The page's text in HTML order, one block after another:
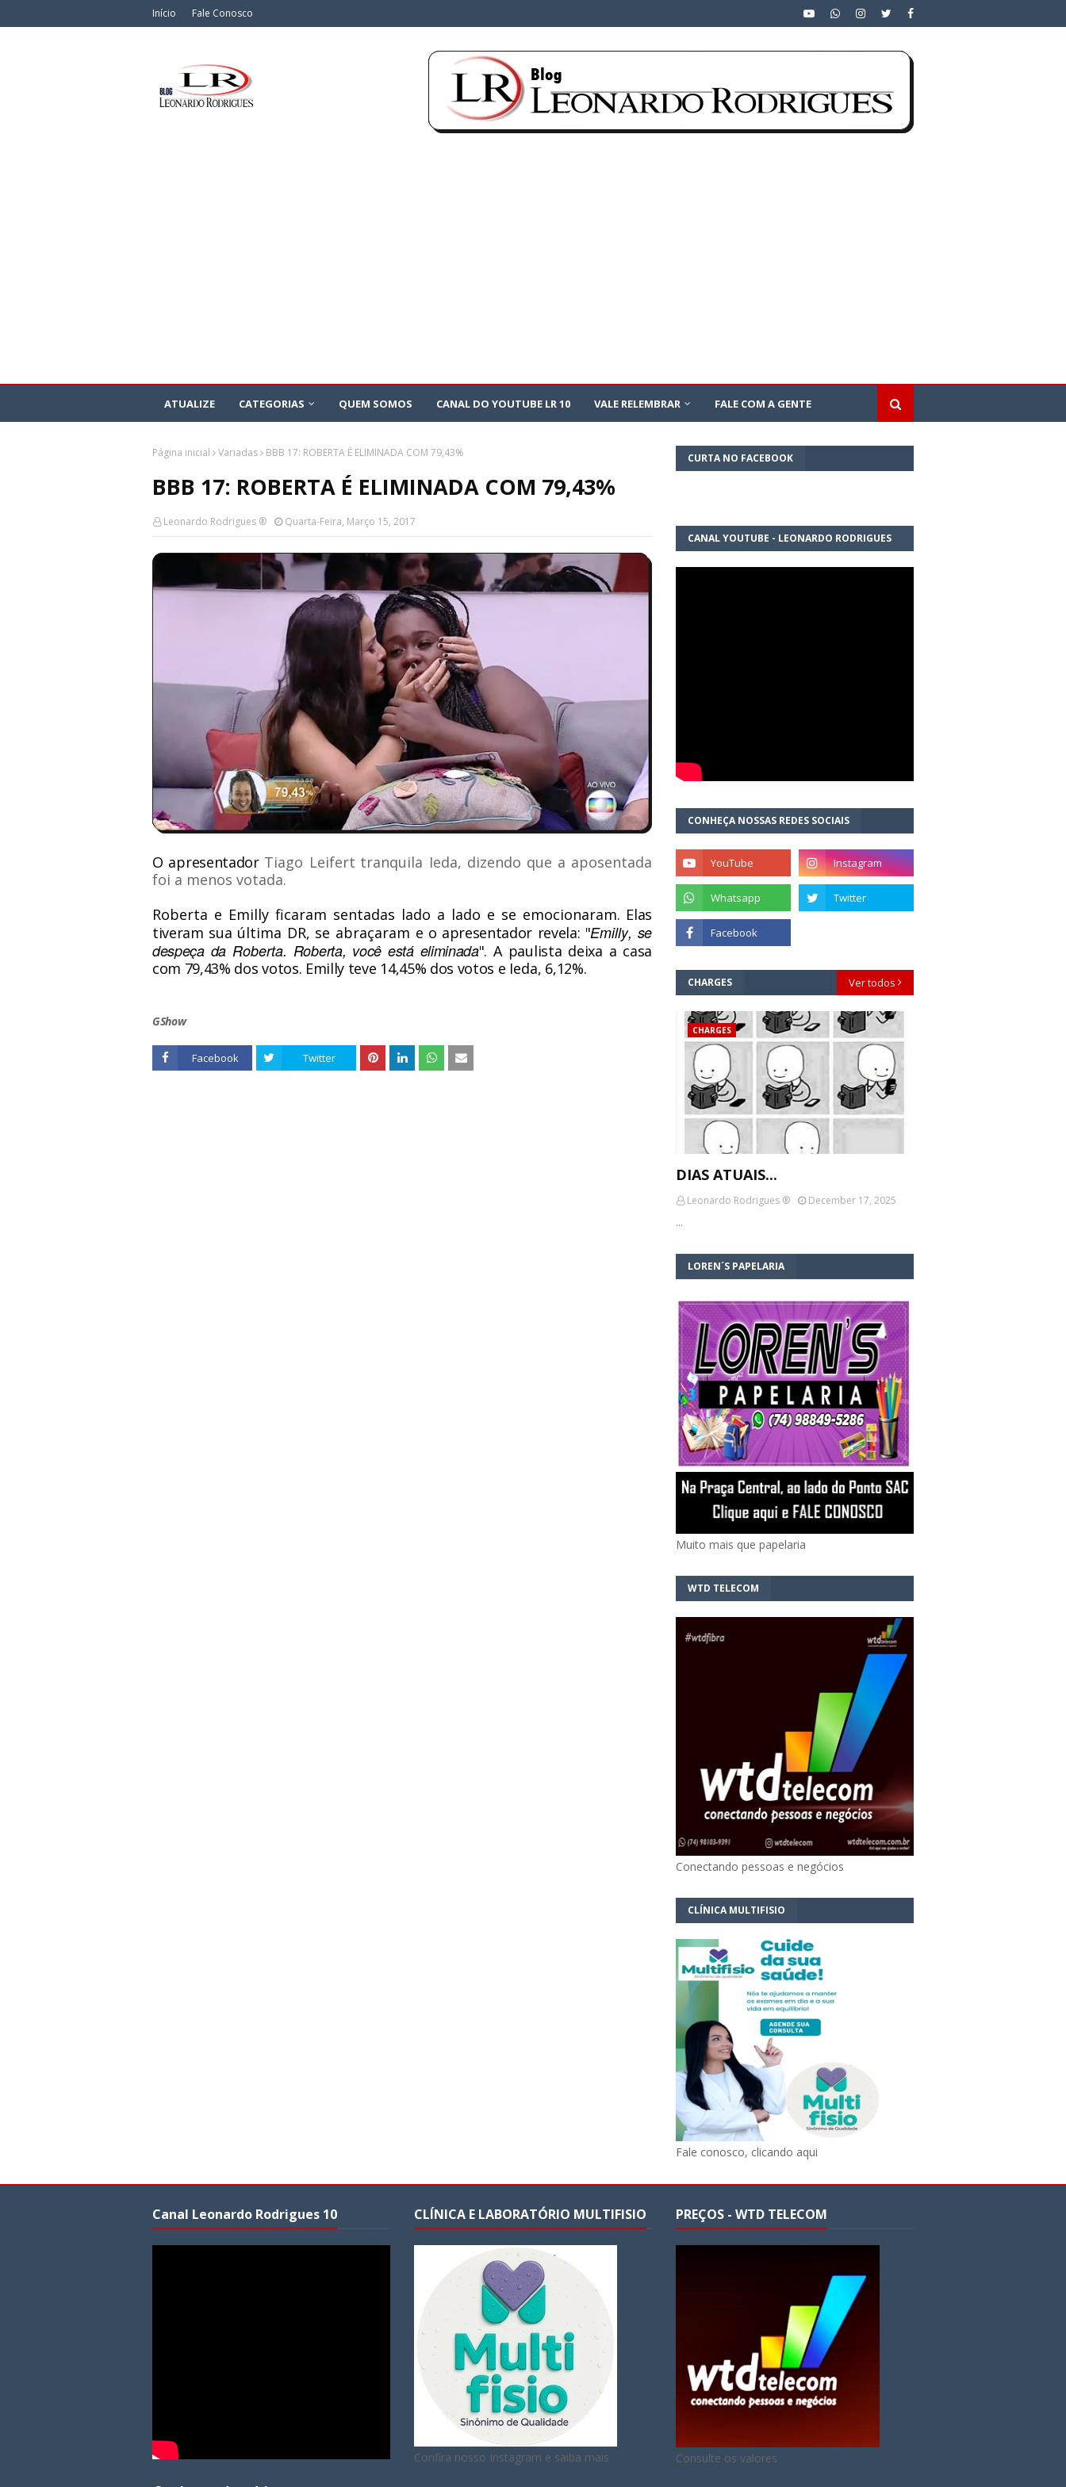
Início Fale Conosco
ATUALIZE CATEGORIAS QUEM SOMOS CANAL DO YOUTUBE LR 10 VALE RELEMBRAR FALE COM A GENTE
Página inicial Variadas BBB 17: ROBERTA É ELIMINADA COM 79,43%
BBB 17: ROBERTA É ELIMINADA COM 79,43%
Leonardo Rodrigues ® Quarta-Feira, Março 15, 2017
O apresentador Tiago Leifert tranquila Ieda, dizendo que a aposentada
foi a menos votada.
Roberta e Emilly ficaram sentadas lado a lado e se emocionaram. Elas
tiveram sua última DR, se abraçaram e o apresentador revela: "Emilly, se
despeça daRoberta. Roberta, você está eliminada". A paulista deixa a casa
com 79,43% dos votos. Emilly teve 14,45% dos votos e Ieda, 6,12%.
GShow
Facebook Twitter
CURTA NO FACEBOOK
CANAL YOUTUBE - LEONARDO RODRIGUES
CONHEÇA NOSSAS REDES SOCIAIS
CHARGES Ver todos
CHARGES
DIAS ATUAIS...
Leonardo Rodrigues ®
December 17, 2025
…
LOREN´S PAPELARIA
Muito mais que papelaria
WTD TELECOM
Conectando pessoas e negócios
CLÍNICA MULTIFISIO
Fale conosco, clicando aqui
Canal Leonardo Rodrigues 10 CLÍNICA E LABORATÓRIO MULTIFISIO
Confira nosso Instagram e saiba mais
PREÇOS - WTD TELECOM
Consulte os valores